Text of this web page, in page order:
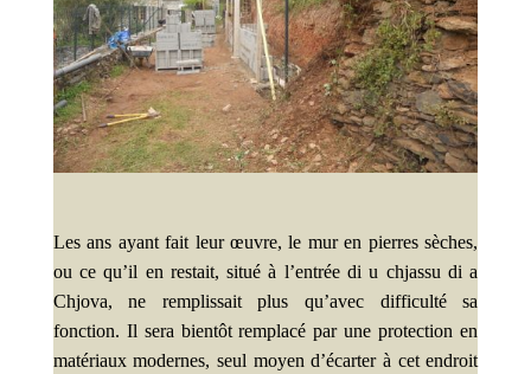
Les ans ayant fait leur œuvre, le mur en pierres sèches,
ou ce qu’il en restait, situé à l’entrée di u chjassu di a
Chjova, ne remplissait plus qu’avec difficulté sa
fonction. Il sera bientôt remplacé par une protection en
matériaux modernes, seul moyen d’écarter à cet endroit